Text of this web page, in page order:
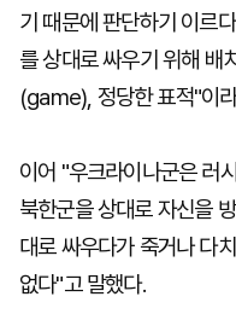
기 때문에 판단하기 이르
를 상대로 싸우기 위해 배
(game), 정당한 표적"이
이어 "우크라이나군은 러
북한군을 상대로 자신을
대로 싸우다가 죽거나 다
없다"고 말했다.